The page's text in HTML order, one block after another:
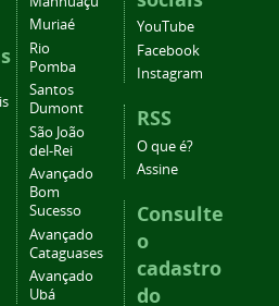
Muriaé
Rio
Pomba
Santos
Dumont
São João
del-Rei
Avançado
Bom
Sucesso
Avançado
Cataguases
Avançado
Ubá
YouTube
Facebook
Instagram
RSS
O que é?
Assine
Consulte
o
cadastro
do